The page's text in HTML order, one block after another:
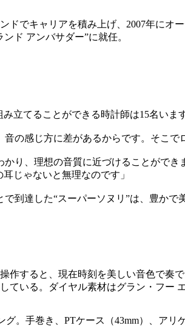
ドでキャリアを積み上げ、2007年にオ
ド アンバサダー”に就任。
立てることができる時計師は15名いま
の感じ方に差があるからです。そこ
り、理想の音質に近づけることがで
じゃないと無理なのです」
到達した“スーパーソヌリ”は、豊か
作すると、現在時刻を美しい音色で奏
いる。ダイヤル素材はグラン・フー
。手巻き、PTケース（43mm）、ア